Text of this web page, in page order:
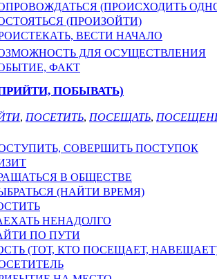
(ПРОИСХОДИТЬ
(ПРОИЗОЙТИ)
ВЕСТИ НАЧАЛО
ДЛЯ ОСУЩЕСТВЛЕНИЯ
ФАКТ
ПОБЫВАТЬ)
, ПОСЕТИТЬ, ПОСЕЩАТЬ,
СОВЕРШИТЬ ПОСТУПОК
В ОБЩЕСТВЕ
(НАЙТИ ВРЕМЯ)
НЕНАДОЛГО
ПО ПУТИ
(ТОТ, КТО ПОСЕЩАЕТ,